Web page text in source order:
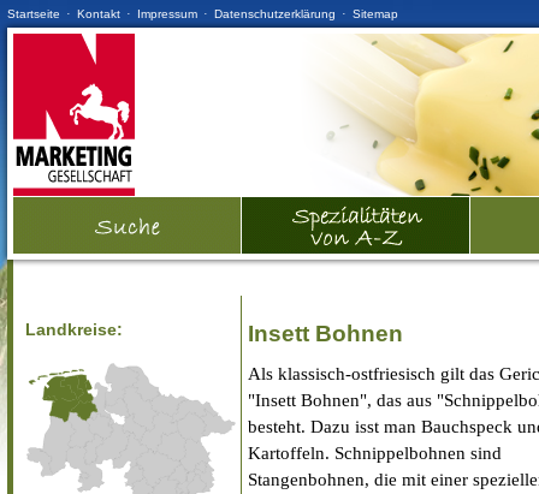
Startseite · Kontakt · Impressum · Datenschutzerklärung · Sitemap
Landkreise: Insett Bohnen
Als klassisch-ostfriesisch gilt das
"Insett Bohnen", das aus
besteht. Dazu isst man Bauchspeck
Kartoffeln. Schnippelbohnen sind
Stangenbohnen, die mit einer